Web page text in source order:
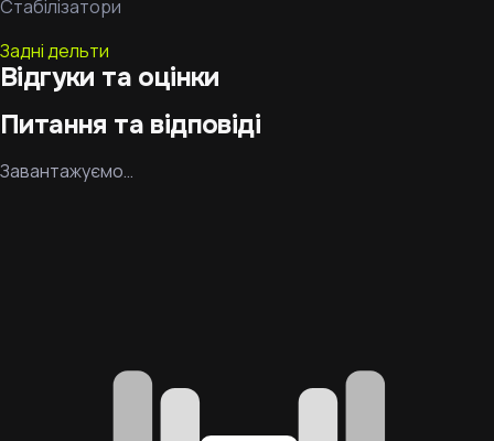
Стабілізатори
Задні дельти
Відгуки та оцінки
Питання та відповіді
Завантажуємо…